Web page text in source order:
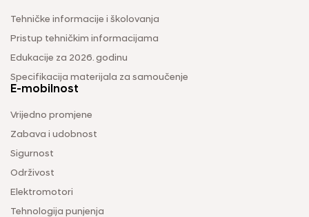
Tehničke informacije i školovanja
Pristup tehničkim informacijama
Edukacije za 2026. godinu
Specifikacija materijala za samoučenje
E-mobilnost
Vrijedno promjene
Zabava i udobnost
Sigurnost
Održivost
Elektromotori
Tehnologija punjenja